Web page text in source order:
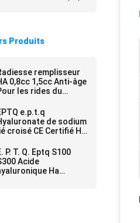
Produits
remplisseur
0,8cc 1,5cc Anti-âge
les rides du
e.p.t.q
de sodium
lié croisé CE Certifié HA
P. T. Q. Eptq S100
Acide
Ha